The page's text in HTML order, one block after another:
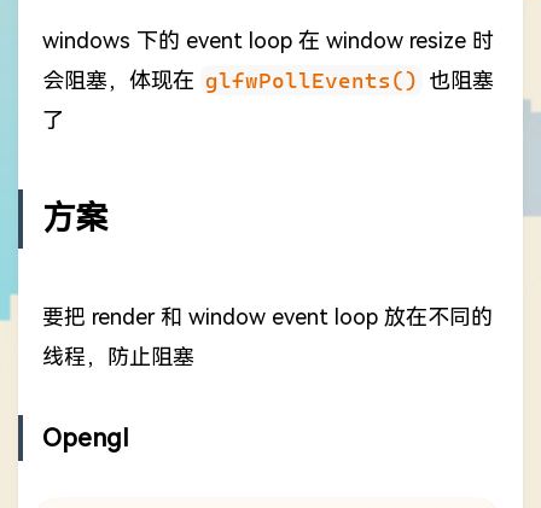
windows 下的 event loop 在 window resize 时
会阻塞，体现在 glfwPollEvents() 也阻塞
了
方案
要把 render 和 window event loop 放在不同的
线程，防止阻塞
Opengl